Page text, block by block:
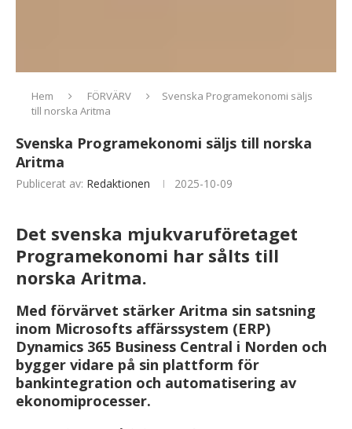
Hem FÖRVÄRV
Svenska Programekonomi säljs
till norska Aritma
Svenska Programekonomi säljs till norska
Aritma
Publicerat av: Redaktionen 2025-10-09
Det svenska mjukvaruföretaget
Programekonomi har sålts till
norska Aritma.
Med förvärvet stärker Aritma sin satsning
inom Microsofts affärssystem (ERP)
Dynamics 365 Business Central i Norden och
bygger vidare på sin plattform för
bankintegration och automatisering av
ekonomiprocesser.